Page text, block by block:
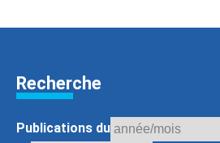
Recherche
Publications du